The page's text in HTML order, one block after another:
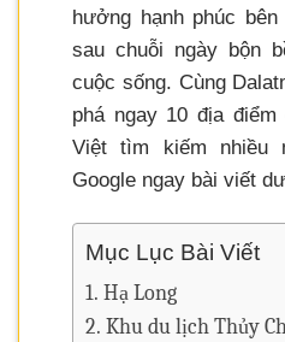
hưởng hạnh phúc
sau chuỗi ngày bộn
cuộc sống. Cùng
phá ngay 10 địa
Việt tìm kiếm nhiều
Google ngay bài viết
Mục Lục Bài Viết
Hạ Long
Khu du lịch Thủy